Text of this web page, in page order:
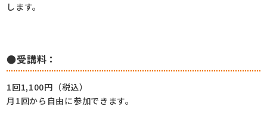
します。
●受講料：
1回1,100円（税込）
月1回から自由に参加できます。